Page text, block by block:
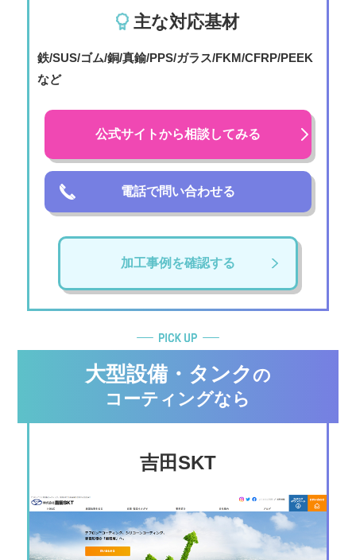
主な対応基材
鉄/SUS/ゴム/銅/真鍮/PPS/ガラス/FKM/CFRP/PEEK
など
公式サイトから相談してみる
電話で問い合わせる
加工事例を確認する
大型設備・タンク の
コーティングなら
吉⽥SKT